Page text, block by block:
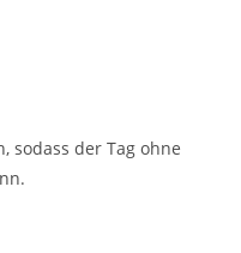
sodass der Tag ohne